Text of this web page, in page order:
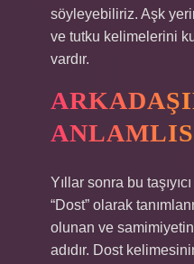
söyleyebiliriz. Aşk
ve tutku kelimelerini
vardır.
Yıllar sonra bu
“Dost” olarak
olunan ve
adıdır. Dost